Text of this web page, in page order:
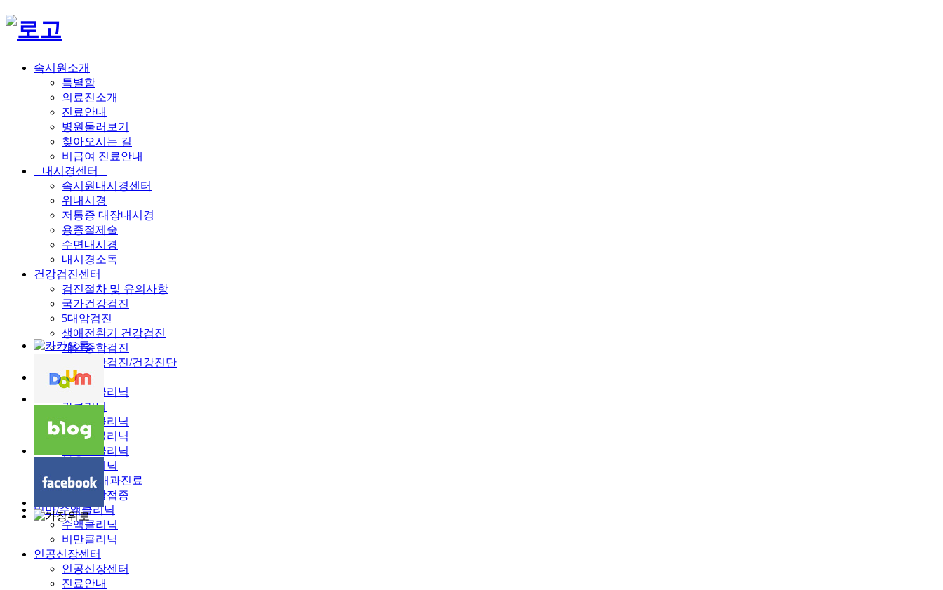
속시원소개
특별함
의료진소개
진료안내
병원둘러보기
찾아오시는 길
비급여 진료안내
내시경센터
속시원내시경센터
위내시경
저통증 대장내시경
용종절제술
수면내시경
내시경소독
건강검진센터
검진절차 및 유의사항
국가건강검진
5대암검진
생애전환기 건강검진
개인종합검진
채용건강검진/건강진단
내과클리닉
초음파클리닉
간클리닉
고혈압클리닉
당뇨병클리닉
갑상선클리닉
금연클리닉
분야별 내과진료
성인예방접종
비만/수액클리닉
수액클리닉
비만클리닉
인공신장센터
인공신장센터
진료안내